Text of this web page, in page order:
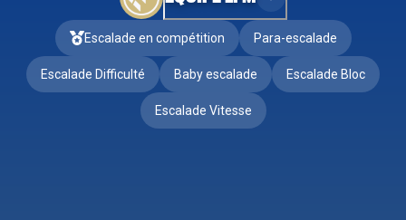
Escalade en compétition Para-escalade
Escalade Difficulté Baby escalade Escalade Bloc
Escalade Vitesse